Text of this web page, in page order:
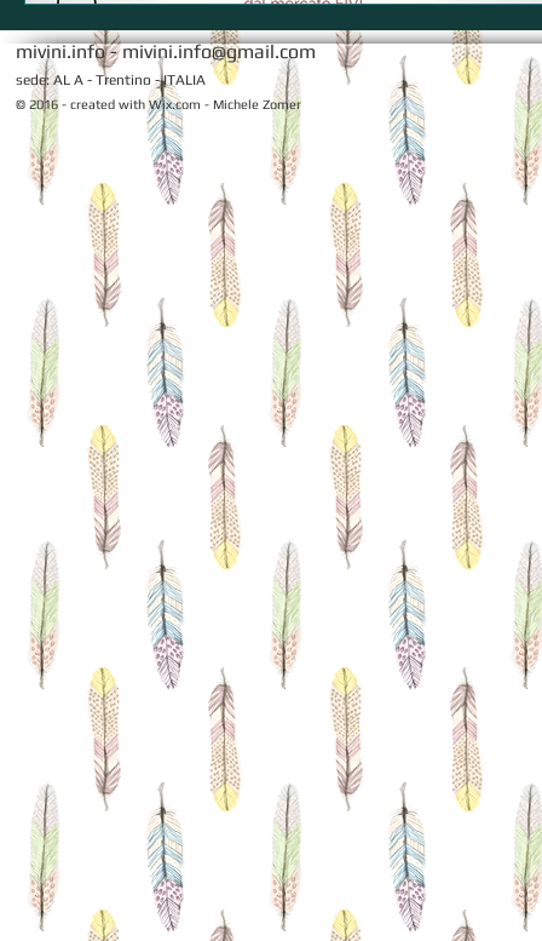
mivini.info -mivini.info@gmail.com
sede: AL A - Trentino - ITALIA
© 2016 - created with Wix.com - Michele Zomer